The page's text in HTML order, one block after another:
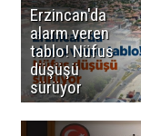
Erzincan'da
alarm veren
tablo! Nüfus
düşüşü
sürüyor